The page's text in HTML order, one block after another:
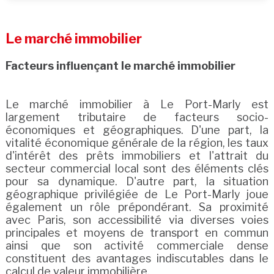
Le marché immobilier
Facteurs influençant le marché immobilier
Le marché immobilier à Le Port-Marly est
largement tributaire de facteurs socio-
économiques et géographiques. D'une part, la
vitalité économique générale de la région, les taux
d'intérêt des prêts immobiliers et l'attrait du
secteur commercial local sont des éléments clés
pour sa dynamique. D'autre part, la situation
géographique privilégiée de Le Port-Marly joue
également un rôle prépondérant. Sa proximité
avec Paris, son accessibilité via diverses voies
principales et moyens de transport en commun
ainsi que son activité commerciale dense
constituent des avantages indiscutables dans le
calcul de valeur immobilière.